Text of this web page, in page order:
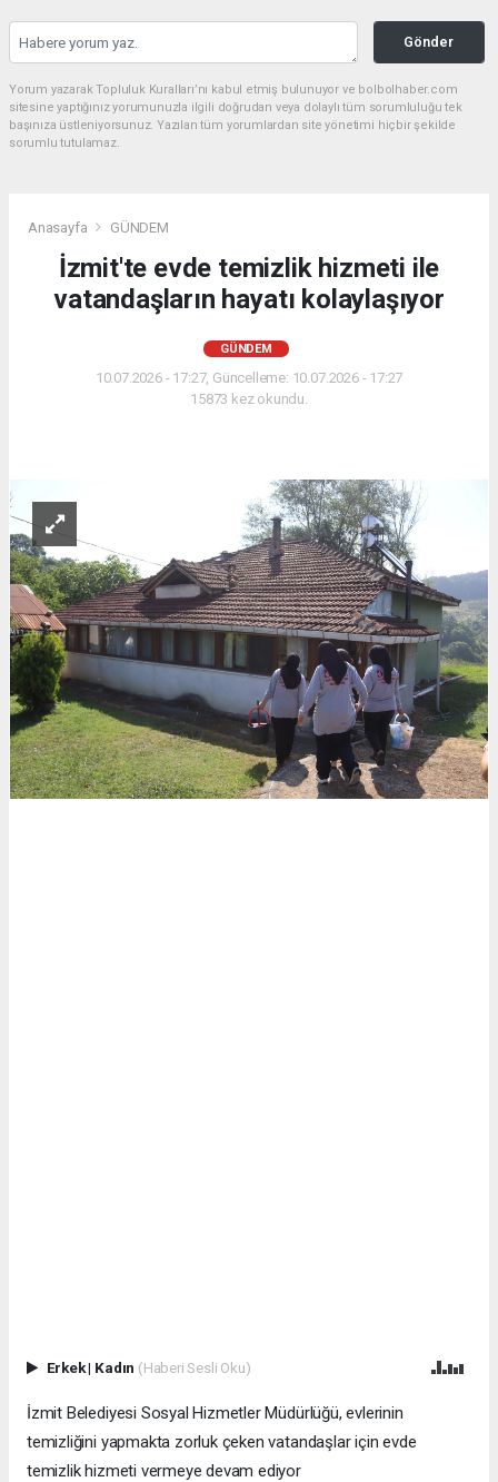
Gönder
Yorum yazarak Topluluk Kuralları’nı kabul etmiş bulunuyor ve bolbolhaber.com
sitesine yaptığınız yorumunuzla ilgili doğrudan veya dolaylı tüm sorumluluğu tek
başınıza üstleniyorsunuz. Yazılan tüm yorumlardan site yönetimi hiçbir şekilde
sorumlu tutulamaz.
Anasayfa GÜNDEM
İzmit'te evde temizlik hizmeti ile
vatandaşların hayatı kolaylaşıyor
GÜNDEM
10.07.2026 - 17:27, Güncelleme: 10.07.2026 - 17:27
15873 kez okundu.
Erkek| Kadın (Haberi Sesli Oku)
İzmit Belediyesi Sosyal Hizmetler Müdürlüğü, evlerinin
temizliğini yapmakta zorluk çeken vatandaşlar için evde
temizlik hizmeti vermeye devam ediyor